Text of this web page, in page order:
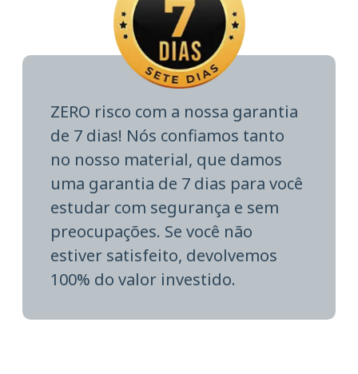
ZERO risco com a nossa garantia
de 7 dias! Nós confiamos tanto
no nosso material, que damos
uma garantia de 7 dias para você
estudar com segurança e sem
preocupações. Se você não
estiver satisfeito, devolvemos
100% do valor investido.